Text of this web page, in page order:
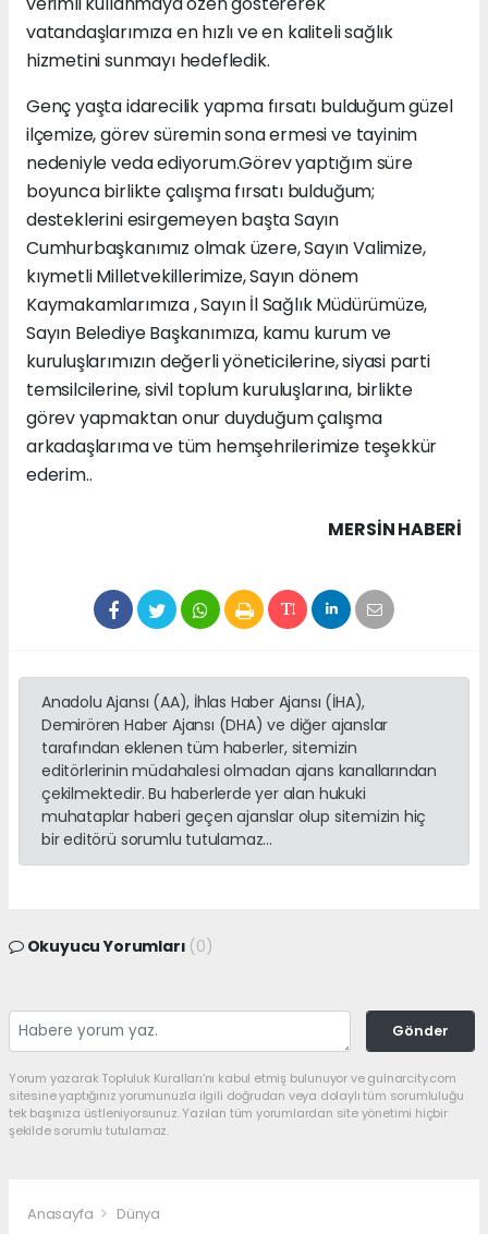
vatandaşlarımıza en hızlı ve en kaliteli sağlık
hizmetini sunmayı hedefledik.
Genç yaşta idarecilik yapma fırsatı bulduğum güzel
ilçemize, görev süremin sona ermesi ve tayinim
nedeniyle veda ediyorum.Görev yaptığım süre
boyunca birlikte çalışma fırsatı bulduğum;
desteklerini esirgemeyen başta Sayın
Cumhurbaşkanımız olmak üzere, Sayın Valimize,
kıymetli Milletvekillerimize, Sayın dönem
Kaymakamlarımıza , Sayın İl Sağlık Müdürümüze,
Sayın Belediye Başkanımıza, kamu kurum ve
kuruluşlarımızın değerli yöneticilerine, siyasi parti
temsilcilerine, sivil toplum kuruluşlarına, birlikte
görev yapmaktan onur duyduğum çalışma
arkadaşlarıma ve tüm hemşehrilerimize teşekkür
ederim..
MERSIN HABERİ
Anadolu Ajansı (AA), İhlas Haber Ajansı (İHA),
Demirören Haber Ajansı (DHA) ve diğer ajanslar
tarafından eklenen tüm haberler, sitemizin
editörlerinin müdahalesi olmadan ajans kanallarından
çekilmektedir. Bu haberlerde yer alan hukuki
muhataplar haberi geçen ajanslar olup sitemizin hiç
bir editörü sorumlu tutulamaz...
Okuyucu Yorumları (0)
Gönder
Yorum yazarak Topluluk Kuralları’nı kabul etmiş bulunuyor ve gulnarcity.com
sitesine yaptığınız yorumunuzla ilgili doğrudan veya dolaylı tüm sorumluluğu
tek başınıza üstleniyorsunuz. Yazılan tüm yorumlardan site yönetimi hiçbir
şekilde sorumlu tutulamaz.
Anasayfa Dünya